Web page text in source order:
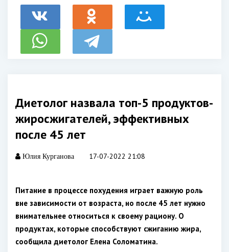
Диетолог назвала топ-5 продуктов-
жиросжигателей, эффективных
после 45 лет
Юлия Курганова 17-07-2022 21:08
Питание в процессе похудения играет важную роль
вне зависимости от возраста, но после 45 лет нужно
внимательнее относиться к своему рациону. О
продуктах, которые способствуют сжиганию жира,
сообщила диетолог Елена Соломатина.